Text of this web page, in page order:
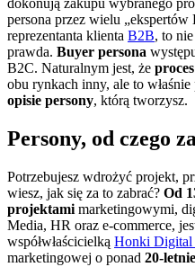
dokonują zakupu wybranego
persona przez wielu „ekspertów
reprezentanta klienta B2B, to
prawda. Buyer persona
B2C. Naturalnym jest, że
obu rynkach inny, ale to
opisie persony, którą tworzysz.
Persony, od czego
Potrzebujesz wdrożyć projekt,
wiesz, jak się za to zabrać? Od
projektami marketingowymi,
Media, HR oraz e-commerce,
współwłaścicielką Honki Digital
marketingowej o ponad 20-